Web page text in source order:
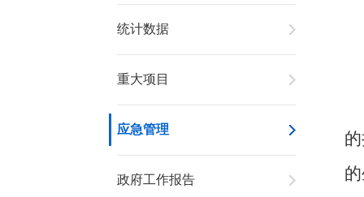
统计数据
重大项目
应急管理
政府工作报告